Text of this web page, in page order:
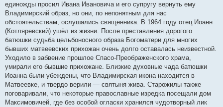
единожды просил Ивана Ивановича и его супругу вернуть ему
Владимирский образ, но они, по непонятным для нас
обстоятельствам, ослушались священника. В 1964 году отец Иоанн
(Котляревский) ушёл из жизни. После преставления дорогого
батюшки судьба цельбоносного образа Богоматери для многих
бывших матвеевских прихожан очень долго оставалась неизвестной.
Уходило в забвение прошлое Спасо-Преображенского храма,
умирали его бывшие прихожане. Близкие духовные чада батюшки
Иоанна были убеждены, что Владимирская икона находится в
Матвеевке, и твердо верили — святыня жива. Старожилы также
поговаривали, что некоторые православные изредка посещали дом
Максимовичей, где без особой огласки хранился чудотворный лик